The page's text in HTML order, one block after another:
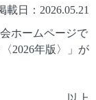
載日：2026.05.21
ホームページで
2026年版〉」が